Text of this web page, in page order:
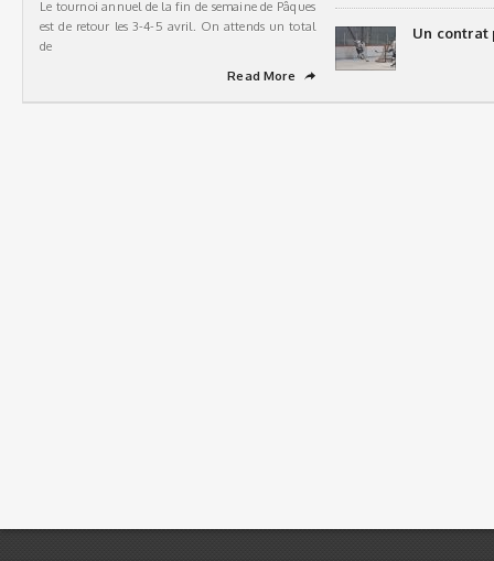
Le tournoi annuel de la fin de semaine de Pâques
est de retour les 3-4-5 avril. On attends un total
de
Read More
➦
Un contrat